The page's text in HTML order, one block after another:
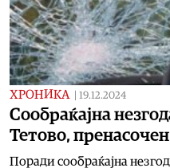
ХРОНИКА 19.12.2024
Сообраќајна
Тетово, пренасочен
Поради сообраќајна